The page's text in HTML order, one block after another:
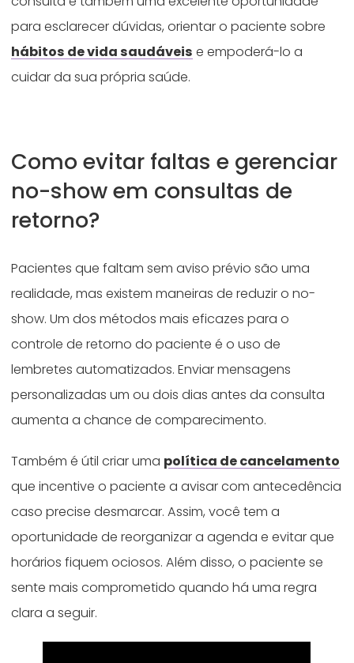
para esclarecer dúvidas, orientar o paciente sobre
hábitos de vida saudáveis e empoderá-lo a
cuidar da sua própria saúde.
Como evitar faltas e gerenciar
no-show em consultas de
retorno?
Pacientes que faltam sem aviso prévio são uma
realidade, mas existem maneiras de reduzir o no-
show. Um dos métodos mais eficazes para o
controle de retorno do paciente é o uso de
lembretes automatizados. Enviar mensagens
personalizadas um ou dois dias antes da consulta
aumenta a chance de comparecimento.
Também é útil criar uma política de cancelamento
que incentive o paciente a avisar com antecedência
caso precise desmarcar. Assim, você tem a
oportunidade de reorganizar a agenda e evitar que
horários fiquem ociosos. Além disso, o paciente se
sente mais comprometido quando há uma regra
clara a seguir.